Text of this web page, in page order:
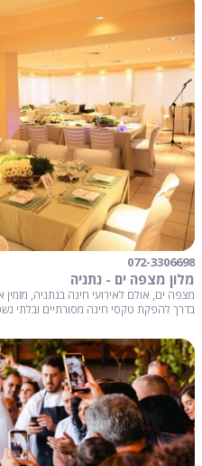
072-3306698
מלון מצפה ים - נתניה
מצפה ים, אולם לאירועי חינה בנתניה,
בדרך להפקת טקסי חינה מסורתיים ובלתי